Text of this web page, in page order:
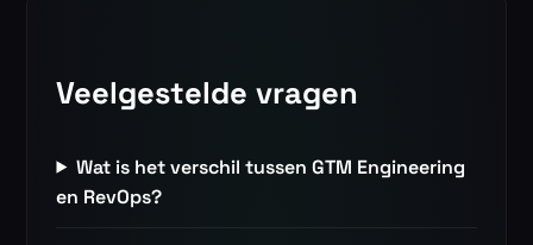
Veelgestelde vragen
Wat is het verschil tussen GTM Engineering
en RevOps?